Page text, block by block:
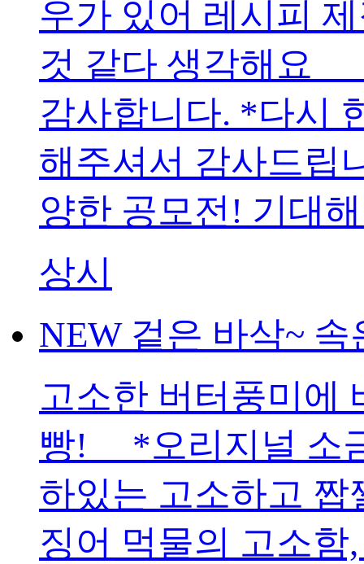
우가 있어 레시피
것 같다 생각해요
감사합니다. *다시
해주셔서 감사드립
양한 공모전! 기대
상시
NEW 겉은 바삭~
고소한 버터풍미에
빵! *오리지널 소
하있는 고소하고
징어 먹물의 고소